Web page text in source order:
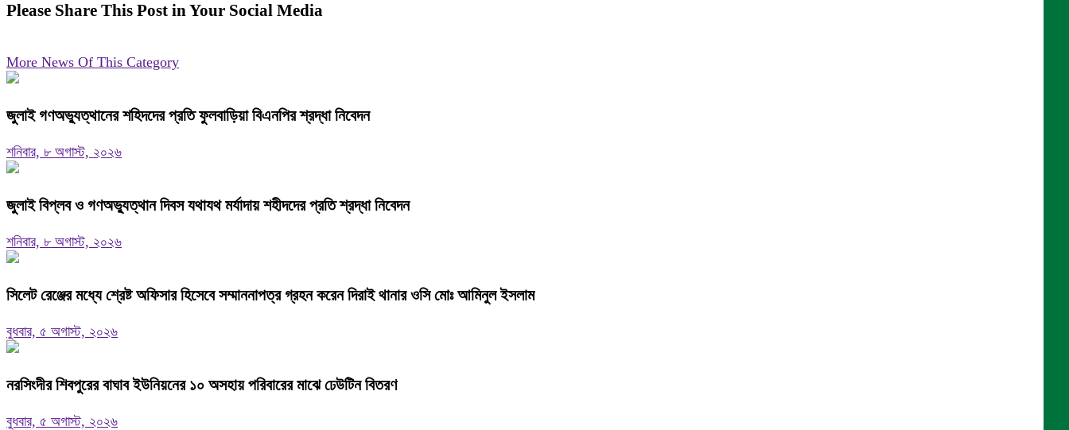
Please Share This Post in Your Social Media
More News Of This Category
জুলাই গণঅভ্যুত্থানের শহিদদের প্রতি ফুলবাড়িয়া বিএনপির শ্রদ্ধা নিবেদন
শনিবার, ৮ অগাস্ট, ২০২৬
জুলাই বিপ্লব ও গণঅভ্যুত্থান দিবস যথাযথ মর্যাদায় শহীদদের প্রতি শ্রদ্ধা নিবেদন
শনিবার, ৮ অগাস্ট, ২০২৬
সিলেট রেঞ্জের মধ্যে শ্রেষ্ট অফিসার হিসেবে সম্মাননাপত্র গ্রহন করেন দিরাই থানার ওসি মোঃ আমিনুল ইসলাম
বুধবার, ৫ অগাস্ট, ২০২৬
নরসিংদীর শিবপুরের বাঘাব ইউনিয়নের ১০ অসহায় পরিবারের মাঝে ঢেউটিন বিতরণ
বুধবার, ৫ অগাস্ট, ২০২৬